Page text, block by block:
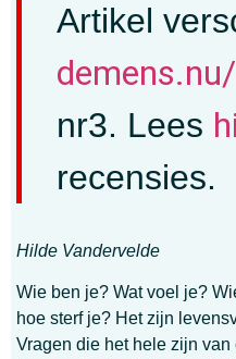
Artikel
nr3. Lees
recensies.
Hilde Vandervelde
Wie ben je? Wat voel je?
hoe sterf je? Het zijn
Vragen die het hele zijn